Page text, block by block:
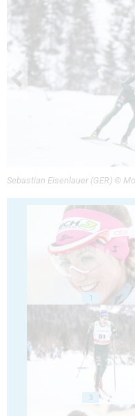
Sebastian Eisenlauer (GER) ©
1
3